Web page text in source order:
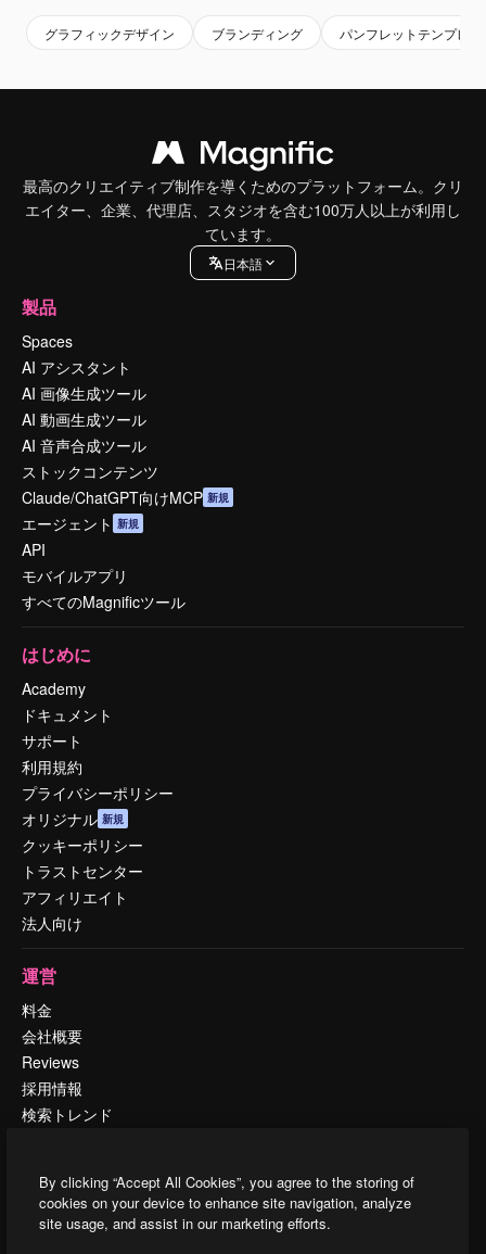
グラフィックデザイン ブランディング パンフレットテンプレー
最高のクリエイティブ制作を導くためのプラットフォーム。クリ
エイター、企業、代理店、スタジオを含む100万人以上が利用し
ています。
日本語
製品
Spaces
AI アシスタント
AI 画像生成ツール
AI 動画生成ツール
AI 音声合成ツール
ストックコンテンツ
Claude/ChatGPT向けMCP 新規
エージェント 新規
API
モバイルアプリ
すべてのMagnificツール
はじめに
Academy
ドキュメント
サポート
利用規約
プライバシーポリシー
オリジナル 新規
クッキーポリシー
トラストセンター
アフィリエイト
法人向け
運営
料金
会社概要
Reviews
採用情報
検索トレンド
Slidesgo
コンテンツを販売する
By clicking “Accept All Cookies”, you agree to the storing of
cookies on your device to enhance site navigation, analyze
site usage, and assist in our marketing efforts.